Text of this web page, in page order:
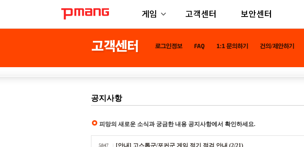
게임 고객센터 보안센터
공지사항
피망의 새로운 소식과 궁금한 내용 공지사항에서 확인하세요.
5847 [안내] 고스톱군/포커군 게임 정기 점검 안내 (2/21)